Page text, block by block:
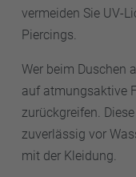
vermeiden Sie UV-
Piercings.
Wer beim Duschen
auf atmungsaktive
zurückgreifen.
zuverlässig vor
mit der Kleidung.